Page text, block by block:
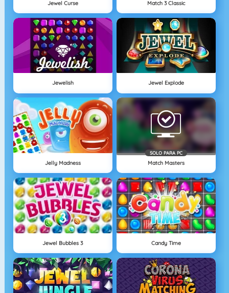
Jewel Curse Match 3 Classic
Jewelish Jewel Explode
Jelly Madness
SOLO PARA PC
Match Masters
Jewel Bubbles 3 Candy Time